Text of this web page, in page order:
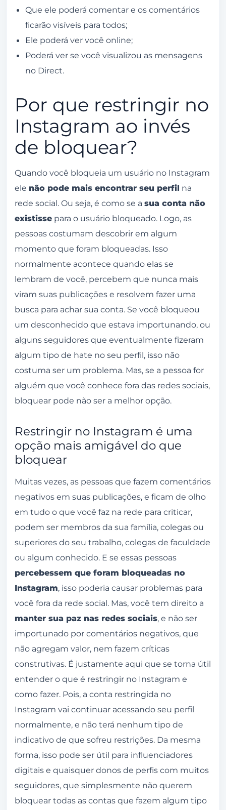
Que ele poderá comentar e os comentários
ficarão visíveis para todos;
Ele poderá ver você online;
Poderá ver se você visualizou as mensagens
no Direct.
Por que restringir no
Instagram ao invés
de bloquear?
Quando você bloqueia um usuário no Instagram
ele não pode mais encontrar seu perfil na
rede social. Ou seja, é como se a sua conta não
existisse para o usuário bloqueado. Logo, as
pessoas costumam descobrir em algum
momento que foram bloqueadas. Isso
normalmente acontece quando elas se
lembram de você, percebem que nunca mais
viram suas publicações e resolvem fazer uma
busca para achar sua conta. Se você bloqueou
um desconhecido que estava importunando, ou
alguns seguidores que eventualmente fizeram
algum tipo de hate no seu perfil, isso não
costuma ser um problema. Mas, se a pessoa for
alguém que você conhece fora das redes sociais,
bloquear pode não ser a melhor opção.
Restringir no Instagram é uma
opção mais amigável do que
bloquear
Muitas vezes, as pessoas que fazem comentários
negativos em suas publicações, e ficam de olho
em tudo o que você faz na rede para criticar,
podem ser membros da sua família, colegas ou
superiores do seu trabalho, colegas de faculdade
ou algum conhecido. E se essas pessoas
percebessem que foram bloqueadas no
Instagram, isso poderia causar problemas para
você fora da rede social. Mas, você tem direito a
manter sua paz nas redes sociais, e não ser
importunado por comentários negativos, que
não agregam valor, nem fazem críticas
construtivas. É justamente aqui que se torna útil
entender o que é restringir no Instagram e
como fazer. Pois, a conta restringida no
Instagram vai continuar acessando seu perfil
normalmente, e não terá nenhum tipo de
indicativo de que sofreu restrições. Da mesma
forma, isso pode ser útil para influenciadores
digitais e quaisquer donos de perfis com muitos
seguidores, que simplesmente não querem
bloquear todas as contas que fazem algum tipo